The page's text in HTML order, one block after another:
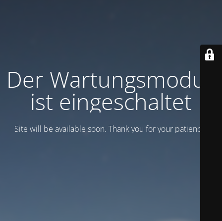
Der Wartungsmodus
ist eingeschaltet
Site will be available soon. Thank you for your patience!